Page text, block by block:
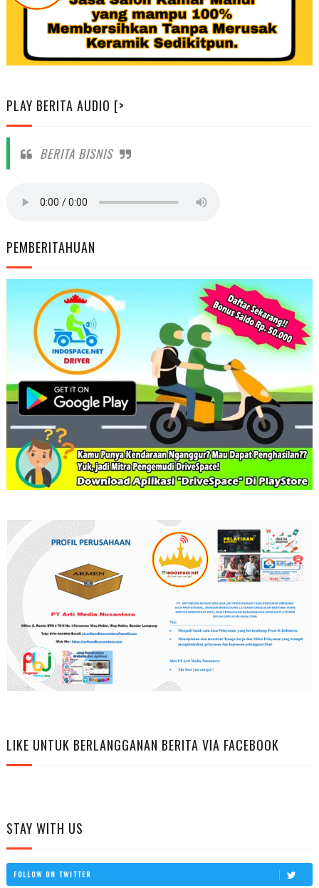
PLAY BERITA AUDIO [>
BERITA BISNIS
PEMBERITAHUAN
LIKE UNTUK BERLANGGANAN BERITA VIA FACEBOOK
STAY WITH US
FOLLOW ON TWITTER